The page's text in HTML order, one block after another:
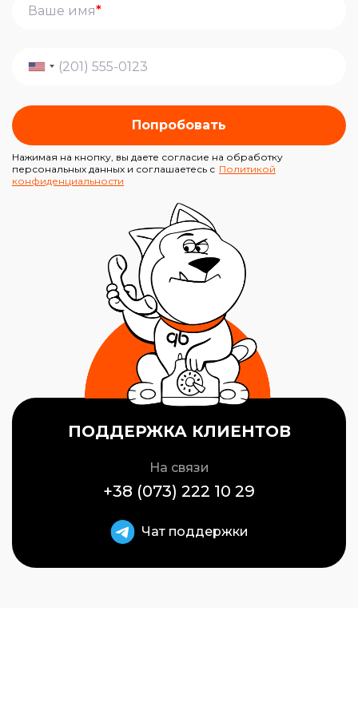
*
Попробовать
Нажимая на кнопку, вы даете согласие на обработку
персональных данных и соглашаетесь с Политикой
конфиденциальности
ПОДДЕРЖКА КЛИЕНТОВ
На связи
+38 (073) 222 10 29
Чат поддержки